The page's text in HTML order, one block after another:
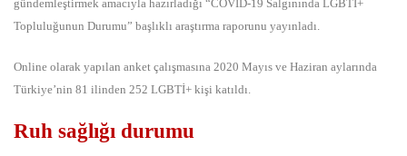
gündemleştirmek amacıyla hazırladığı “COVID-19 Salgınında LGBTİ+
Topluluğunun Durumu” başlıklı araştırma raporunu yayınladı.
Online olarak yapılan anket çalışmasına 2020 Mayıs ve Haziran aylarında
Türkiye’nin 81 ilinden 252 LGBTİ+ kişi katıldı.
Ruh sağlığı durumu